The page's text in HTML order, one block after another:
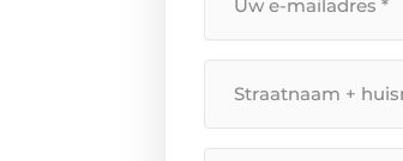
mailadres*
huisnummer*